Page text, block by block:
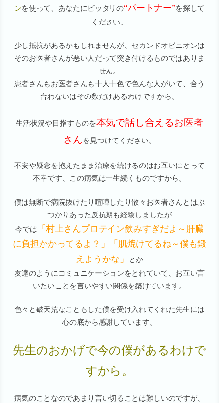
ンを使って、あなたにピッタリの“パートナー”を探して
ください。
少し抵抗があるかもしれませんが、セカンドオピニオンは
そのお医者さんが悪い人だって突き付けるものではありま
せん。
患者さんもお医者さんも十人十色で色んな人がいて、合う
合わないはその数だけあるわけですから。
生活状況や目指すものを本気で話し合えるお医者
さんを見つけてください。
不安や疑念を抱えたまま治療を続けるのはお互いにとって
不幸です、この病気は一生続くものですから。
僕は無断で病院抜けたり喧嘩したり散々お医者さんとはぶ
つかりあった反抗期も経験しましたが
今では
「村上さんプロテイン飲みすぎだよ～肝臓
に負担かかってるよ？」「肌焼けてるね～僕も鍛
えようかな」
とか
友達のようにコミュニケーションをとれていて、お互い言
いたいことを言いやすい関係を築けています。
色々と破天荒なこともした僕を受け入れてくれた先生には
心の底から感謝しています。
先生のおかげで今の僕があるわけで
すから。
病気のことなのであまり言い切ることは難しいのですが、